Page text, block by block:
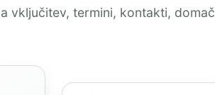
vključitev, termini, kontakti,